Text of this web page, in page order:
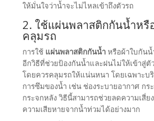
ให้มั่นใจว่าน้ำจะไม่ไหลเข้าถึงตัวรถ
2. ใช้แผ่นพลาสติกกันน้ำหรื
คลุมรถ
การใช้ แผ่นพลาสติกกันน้ำหรือผ้าใบกันน้
อีกวิธีที่ช่วยป้องกันน้ำและฝนไม่ให้เข้าสู่ตั
โดยควรคลุมรถให้แน่นหนา โดยเฉพาะบ
การซึมของน้ำ เช่น ช่องระบายอากาศ กร
กระจกหลัง วิธีนี้สามารถช่วยลดความเสี่ย
ความเสียหายจากน้ำท่วมได้อย่างมาก